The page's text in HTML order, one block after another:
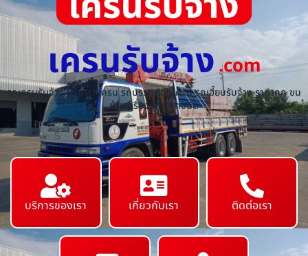
เครนรับจ้าง.com
รถเครนรับจ้าง ให้เช่ารถเครน รถบรรทุกติดเครน รถเฮี๊ยบรับจ้าง ราคาถูก ขน
ย้ายเครื่องจักร ทุกชนิด
บริการของเรา เกี่ยวกับเรา ติดต่อเรา